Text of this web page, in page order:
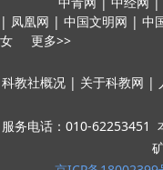
| 凤凰网 | 中国文明网 | 中
女 更多>>
科教社概况 | 关于科教网 |
服务电话：010-62253451